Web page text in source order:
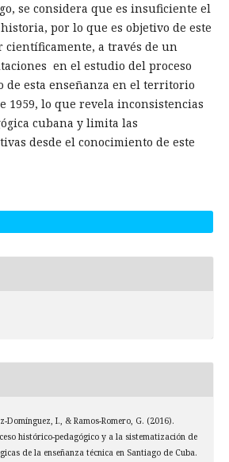
se considera que es insuficiente el
por lo que es objetivo de este
a través de un
en el estudio del proceso
de esta enseñanza en el territorio
1959, lo que revela inconsistencias
cubana y limita las
desde el conocimiento de este
Domínguez, I., & Ramos-Romero, G. (2016).
histórico-pedagógico y a la sistematización de
de la enseñanza técnica en Santiago de Cuba.